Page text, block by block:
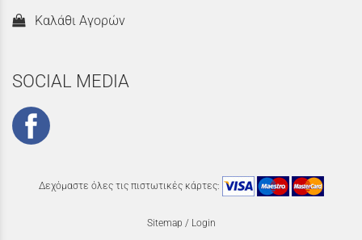
Καλάθι Αγορών
SOCIAL MEDIA
Δεχόμαστε όλες τις πιστωτικές κάρτες:
Sitemap / Login